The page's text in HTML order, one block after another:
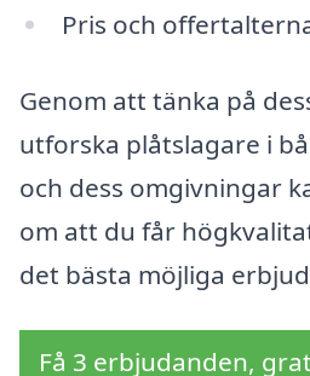
Pris och
Genom att tänka på
utforska plåtslagare i
och dess omgivningar
om att du får
det bästa möjliga
Få 3 erbjudanden,